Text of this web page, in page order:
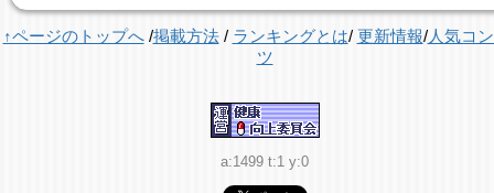
↑ページのトップへ/掲載方法/ ランキングとは/ 更新情報/人気コ
ツ
a:1499 t:1 y:0